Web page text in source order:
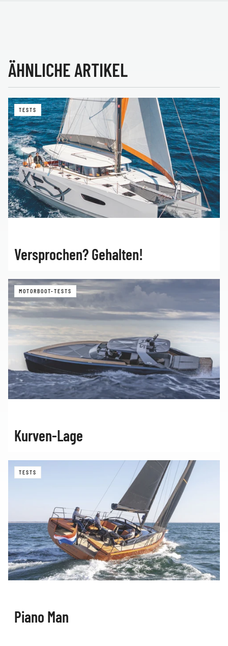
ÄHNLICHE ARTIKEL
TESTS
Versprochen? Gehalten!
MOTORBOOT-TESTS
Kurven-Lage
TESTS
Piano Man